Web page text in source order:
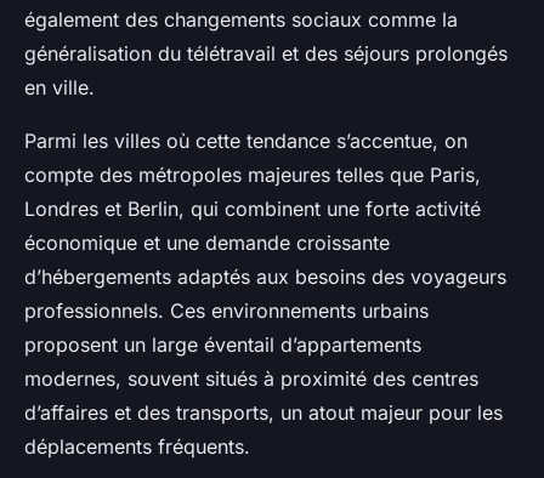
également des changements sociaux comme la
généralisation du télétravail et des séjours prolongés
en ville.
Parmi les villes où cette tendance s’accentue, on
compte des métropoles majeures telles que Paris,
Londres et Berlin, qui combinent une forte activité
économique et une demande croissante
d’hébergements adaptés aux besoins des voyageurs
professionnels. Ces environnements urbains
proposent un large éventail d’appartements
modernes, souvent situés à proximité des centres
d’affaires et des transports, un atout majeur pour les
déplacements fréquents.